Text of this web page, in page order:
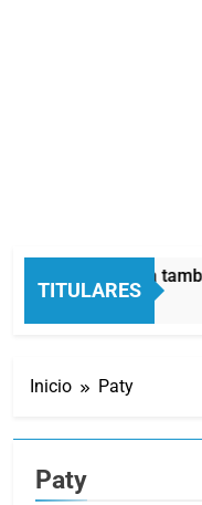
TITULARES
económica también
Inicio Paty
Paty